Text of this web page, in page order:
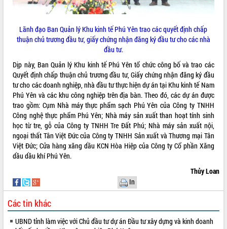
Hội thảo góp ý hồ sơ điều chỉnh quy
hoạch tỉnh Đắk Lắk thời kỳ 2021-2030,
tầm nhìn đến năm 2050
Nâng cao hiệu quả hoạt động của các
Hội nghị triển khai kết nối mạng
truyền số liệu chuyên dùng phục vụ cơ
quan Đảng, Nhà nước
Lễ phát động chuỗi hoạt động chung
tay làm sạch môi trường
Xã Ea Kar bước chuyển mình trong
công tác cải cách hành chính mô hình
mới
UBND tỉnh họp báo định kỳ tháng 4
năm 2026
phát triển nền kinh tế xanh tại tỉnh
Đắk Lắk”
Tăng cường giám sát, đôn đốc thực
hiện nhiệm vụ quản lý tài sản công
hàng tuần
Lãnh đạo Ban Quản lý Khu kinh tế Phú Yên trao các quyết định chấp
thuận chủ trương đầu tư, giấy chứng nhận đăng ký đầu tư cho các nhà
đầu tư.
Dịp này, Ban Quản lý Khu kinh tế Phú Yên tổ chức công bố và trao các
Quyết định chấp thuận chủ trương đầu tư, Giấy chứng nhận đăng ký đầu
tư cho các doanh nghiệp, nhà đầu tư thực hiện dự án tại Khu kinh tế Nam
Phú Yên và các khu công nghiệp trên địa bàn. Theo đó, các dự án được
trao gồm: Cụm Nhà máy thực phẩm sạch Phú Yên của Công ty TNHH
Công nghệ thực phẩm Phú Yên; Nhà máy sản xuất than hoạt tính sinh
học từ tre, gỗ của Công ty TNHH Tre Đất Phú; Nhà máy sản xuất nội,
ngoại thất Tân Việt Đức của Công ty TNHH Sản xuất và Thương mại Tân
Việt Đức; Cửa hàng xăng dầu KCN Hòa Hiệp của Công ty Cổ phần Xăng
dầu dầu khí Phú Yên.
Thủy Loan
In
Các tin khác
UBND tỉnh làm việc với Chủ đầu tư dự án Đầu tư xây dựng và kinh doanh